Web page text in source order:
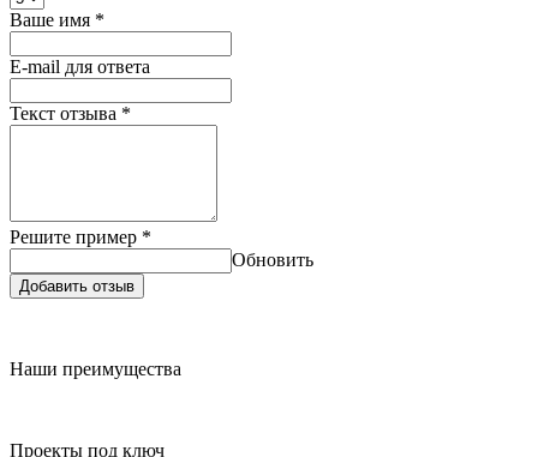
Ваше имя *
E-mail для ответа
Текст отзыва *
Решите пример *
Обновить
Добавить отзыв
Наши преимущества
Проекты под ключ